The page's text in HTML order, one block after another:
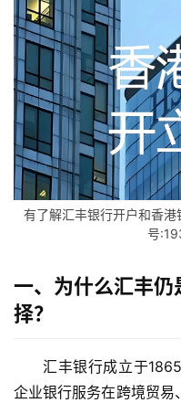
有了解汇丰银行开户和香
号
一、为什么汇丰
择？
汇丰银行成立于
企业银行服务在跨境贸易